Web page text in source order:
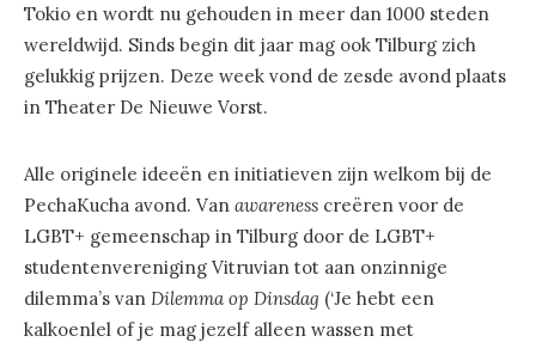
Tokio en wordt nu gehouden in meer dan 1000 steden
wereldwijd. Sinds begin dit jaar mag ook Tilburg zich
gelukkig prijzen. Deze week vond de zesde avond plaats
in Theater De Nieuwe Vorst.
Alle originele ideeën en initiatieven zijn welkom bij de
PechaKucha avond. Van awareness creëren voor de
LGBT+ gemeenschap in Tilburg door de LGBT+
studentenvereniging Vitruvian tot aan onzinnige
dilemma’s van Dilemma op Dinsdag (‘Je hebt een
kalkoenlel of je mag jezelf alleen wassen met